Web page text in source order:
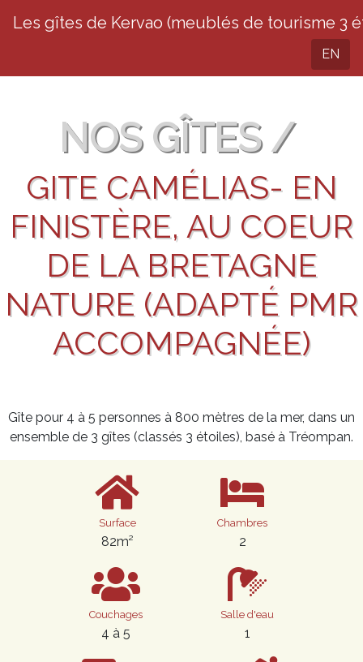
Les gîtes de Kervao (meublés de tourisme 3
EN
NOS GÎTES /
GITE CAMÉLIAS- EN
FINISTÈRE, AU COEUR
DE LA BRETAGNE
NATURE (ADAPTÉ PMR
ACCOMPAGNÉE)
Gîte pour 4 à 5 personnes à 800 mètres de la mer, dans un
ensemble de 3 gîtes (classés 3 étoiles), basé à Tréompan.
Surface
82m²
Chambres
2
Couchages
4 à 5
Salle d'eau
1